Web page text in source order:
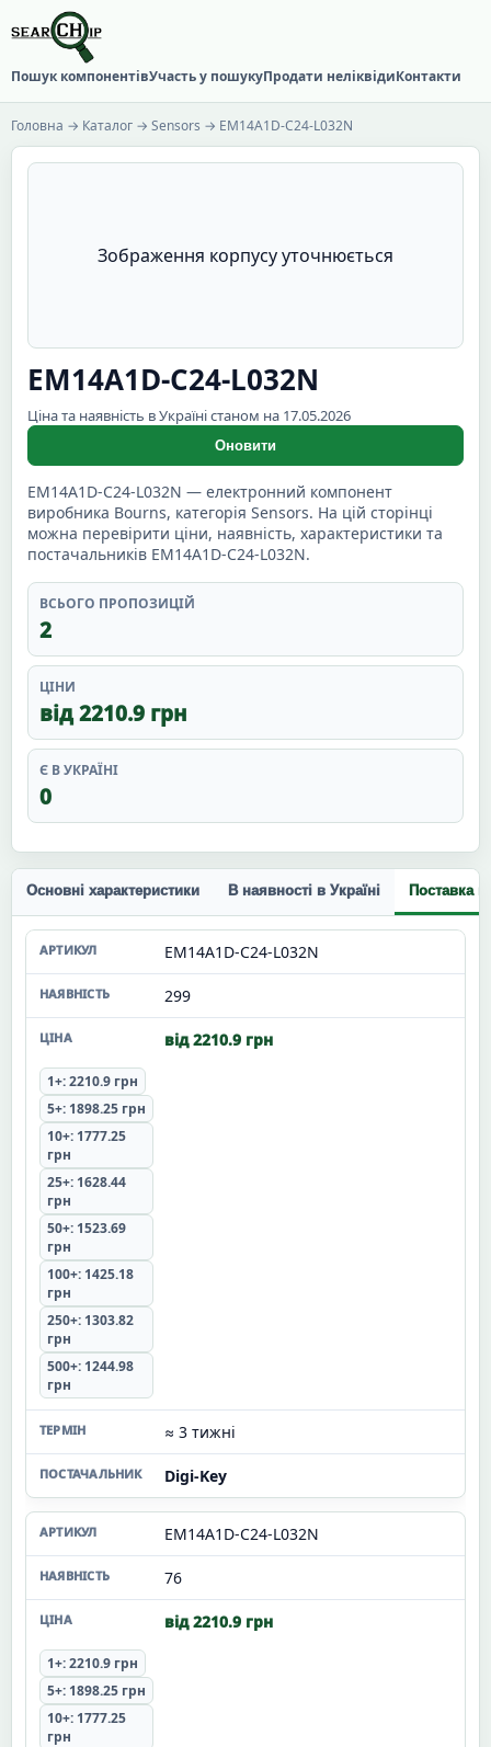
Пошук компонентівУчасть у пошукуПродати неліквідиКонтакти
Головна → Каталог → Sensors → EM14A1D-C24-L032N
Зображення корпусу уточнюється
EM14A1D-C24-L032N
Ціна та наявність в Україні станом на 17.05.2026
Оновити
EM14A1D-C24-L032N — електронний компонент
виробника Bourns, категорія Sensors. На цій сторінці
можна перевірити ціни, наявність, характеристики та
постачальників EM14A1D-C24-L032N.
ВСЬОГО ПРОПОЗИЦІЙ
2
ЦІНИ
від 2210.9 грн
Є В УКРАЇНІ
0
Основні характеристики В наявності в Україні Поставка
EM14A1D-C24-L032N
299
від 2210.9 грн
1+: 2210.9 грн
5+: 1898.25 грн
10+: 1777.25
грн
25+: 1628.44
грн
50+: 1523.69
грн
100+: 1425.18
грн
250+: 1303.82
грн
500+: 1244.98
грн
≈ 3 тижні
Digi-Key
EM14A1D-C24-L032N
76
від 2210.9 грн
1+: 2210.9 грн
5+: 1898.25 грн
10+: 1777.25
грн